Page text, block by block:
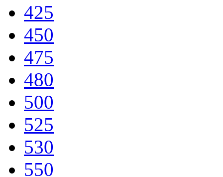
425
450
475
480
500
525
530
550